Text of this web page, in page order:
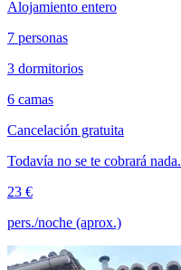
Alojamiento entero
7 personas
3 dormitorios
6 camas
Cancelación gratuita
Todavía no se te cobrará nada.
23 €
pers./noche (aprox.)